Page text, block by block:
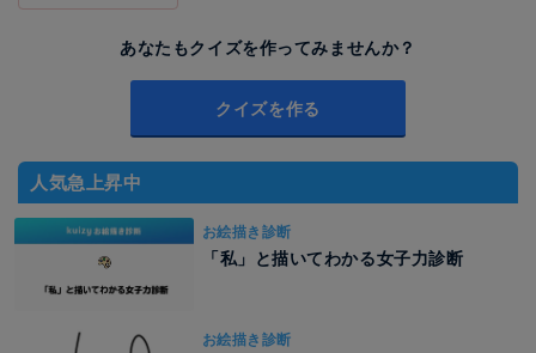
あなたもクイズを作ってみませんか？
クイズを作る
人気急上昇中
お絵描き診断
「私」と描いてわかる女子力診断
お絵描き診断